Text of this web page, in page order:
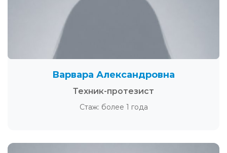
Варвара Александровна
Техник-протезист
Стаж: более 1 года